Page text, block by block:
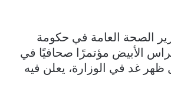
الصحة العامة في حكومة
الأبيض مؤتمرًا صحافيًا في
ظهر غد في الوزارة، يعلن فيه